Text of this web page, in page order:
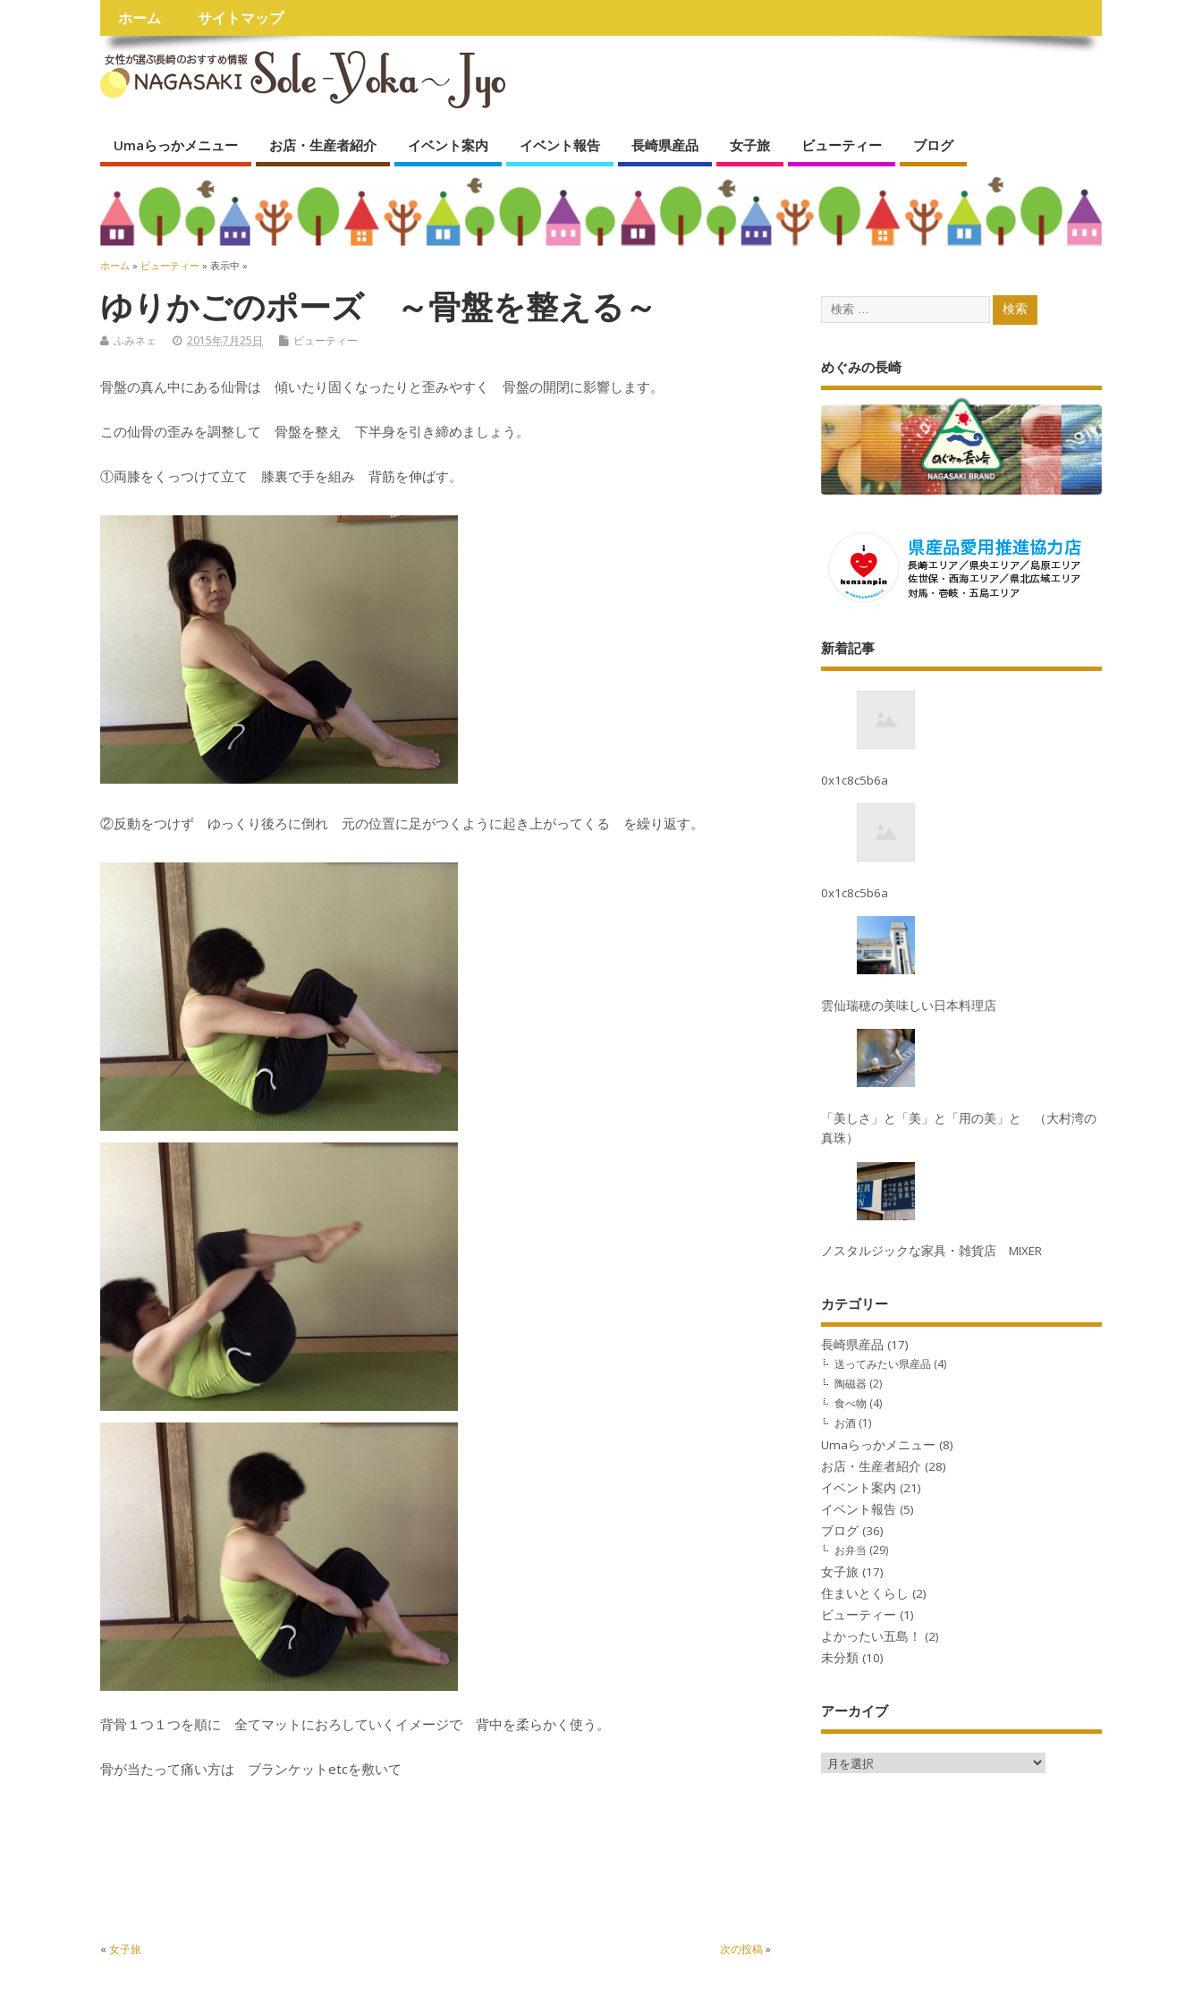
ホーム サイトマップ
Umaらっかメニュー お店・生産者紹介 イベント案内 イベント報告 長崎県産品 女子旅 ビューティー ブログ
ホーム » ビューティー » 表示中 »
ゆりかごのポーズ ～骨盤を整える～
ふみネェ 2015年7月25日 ビューティー
骨盤の真ん中にある仙骨は 傾いたり固くなったりと歪みやすく 骨盤の開閉に影響します。
この仙骨の歪みを調整して 骨盤を整え 下半身を引き締めましょう。
①両膝をくっつけて立て 膝裏で手を組み 背筋を伸ばす。
②反動をつけず ゆっくり後ろに倒れ 元の位置に足がつくように起き上がってくる を繰り返す。
背骨１つ１つを順に 全てマットにおろしていくイメージで 背中を柔らかく使う。
骨が当たって痛い方は ブランケットetcを敷いて
« 女子旅 次の投稿»
めぐみの長崎
新着記事
0x1c8c5b6a
0x1c8c5b6a
雲仙瑞穂の美味しい日本料理店
「美しさ」と「美」と「用の美」と （大村湾の
真珠）
ノスタルジックな家具・雑貨店 MIXER
カテゴリー
長崎県産品 (17)
送ってみたい県産品 (4)
陶磁器 (2)
食べ物 (4)
お酒 (1)
Umaらっかメニュー (8)
お店・生産者紹介 (28)
イベント案内 (21)
イベント報告 (5)
ブログ (36)
お弁当 (29)
女子旅 (17)
住まいとくらし (2)
ビューティー (1)
よかったい五島！
(2)
未分類 (10)
アーカイブ